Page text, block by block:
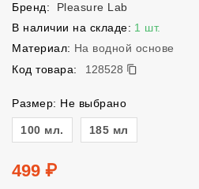
Бренд:
Pleasure Lab
В наличии на складе: 1 шт.
Материал: На водной основе
Код товара:
128528
128528
Размер: Не выбрано
Размер
100 мл. 185 мл
Цена
499 ₽